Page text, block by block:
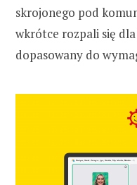
skrojonego pod
wkrótce rozpali się
dopasowany do